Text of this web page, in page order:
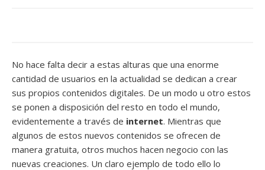
No hace falta decir a estas alturas que una enorme
cantidad de usuarios en la actualidad se dedican a crear
sus propios contenidos digitales. De un modo u otro estos
se ponen a disposición del resto en todo el mundo,
evidentemente a través de internet. Mientras que
algunos de estos nuevos contenidos se ofrecen de
manera gratuita, otros muchos hacen negocio con las
nuevas creaciones. Un claro ejemplo de todo ello lo